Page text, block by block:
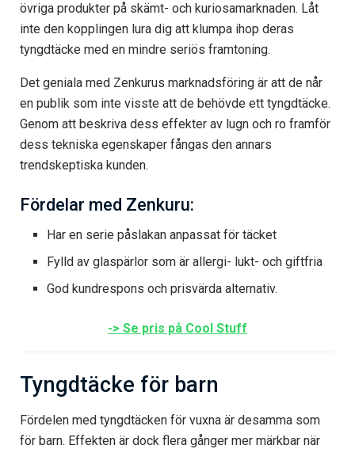
övriga produkter på skämt- och kuriosamarknaden. Låt
inte den kopplingen lura dig att klumpa ihop deras
tyngdtäcke med en mindre seriös framtoning.
Det geniala med Zenkurus marknadsföring är att de når
en publik som inte visste att de behövde ett tyngdtäcke.
Genom att beskriva dess effekter av lugn och ro framför
dess tekniska egenskaper fångas den annars
trendskeptiska kunden.
Fördelar med Zenkuru:
Har en serie påslakan anpassat för täcket
Fylld av glaspärlor som är allergi- lukt- och giftfria
God kundrespons och prisvärda alternativ.
-> Se pris på Cool Stuff
Tyngdtäcke för barn
Fördelen med tyngdtäcken för vuxna är desamma som
för barn. Effekten är dock flera gånger mer märkbar när